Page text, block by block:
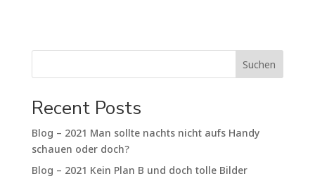
Suchen
Recent Posts
Blog – 2021 Man sollte nachts nicht aufs Handy
schauen oder doch?
Blog – 2021 Kein Plan B und doch tolle Bilder